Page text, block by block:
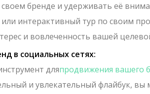
бренде и удерживать её
интерактивный тур по своим
и вовлеченность вашей
в социальных сетях:
дляпродвижения вашего
и увлекательный флайбук, вы